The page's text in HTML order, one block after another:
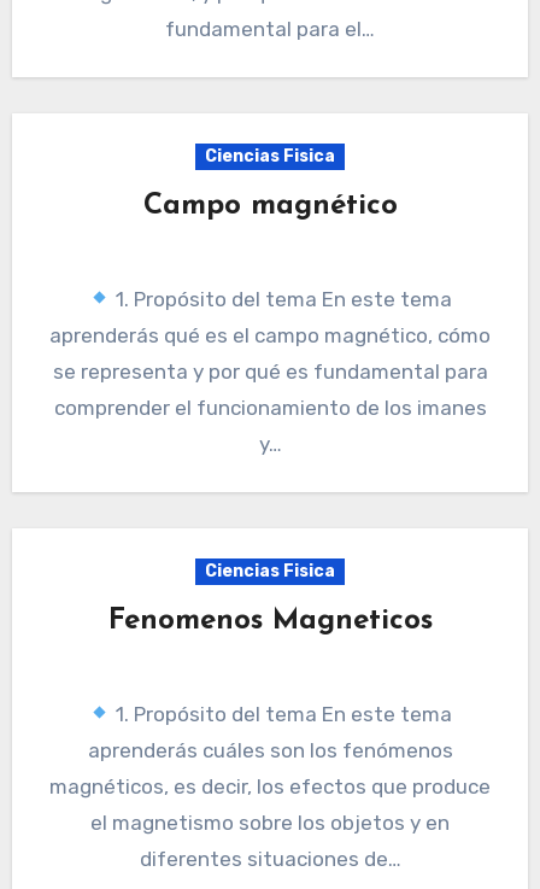
fundamental para el…
Ciencias Fisica
Campo magnético
1. Propósito del tema En este tema
aprenderás qué es el campo magnético, cómo
se representa y por qué es fundamental para
comprender el funcionamiento de los imanes
y…
Ciencias Fisica
Fenomenos Magneticos
1. Propósito del tema En este tema
aprenderás cuáles son los fenómenos
magnéticos, es decir, los efectos que produce
el magnetismo sobre los objetos y en
diferentes situaciones de…